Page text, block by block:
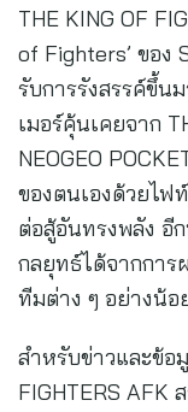
THE KING OF
of Fighters’ ของ
รับการรังสรรค์ขึ้น
เมอร์คุ้นเคยจาก
NEOGEO
ของตนเองด้วยไฟ
ต่อสู้อันทรงพลัง อี
กลยุทธ์ได้จากการ
ทีมต่าง ๆ อย่างน้อ
สำหรับข่าวและข้อ
FIGHTERS AFK